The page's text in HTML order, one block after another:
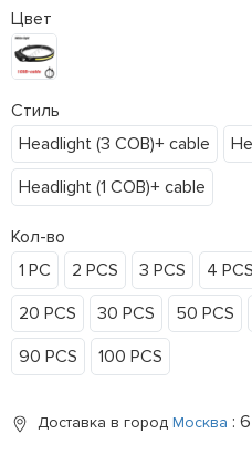
Цвет
Стиль
Headlight (3 COB)+ cable
Headlight (1 COB)+ cable
Кол-во
1 PC
2 PCS 3 PCS 4 PCS
20 PCS
30 PCS 50 PCS
90 PCS
100 PCS
Доставка в город Москва :